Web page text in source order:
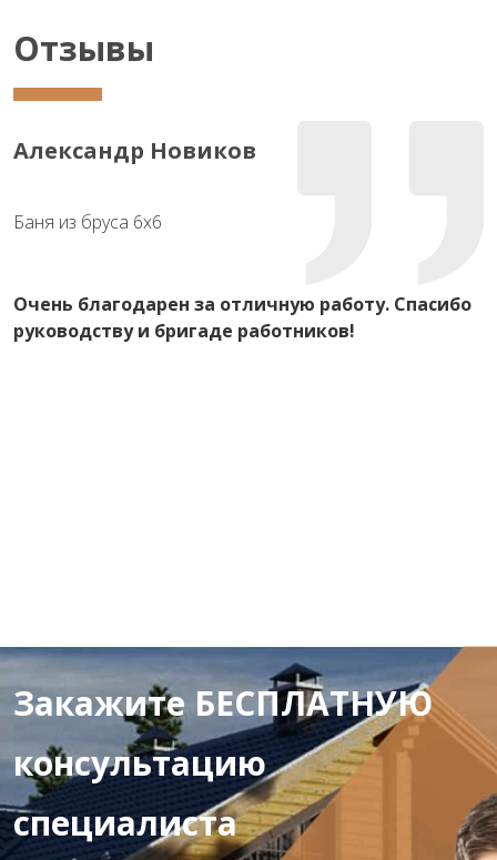
Отзывы
Александр Новиков
Баня из бруса 6х6
Очень благодарен за отличную работу. Спасибо
руководству и бригаде работников!
Закажите БЕСПЛАТНУЮ
консультацию
специалиста